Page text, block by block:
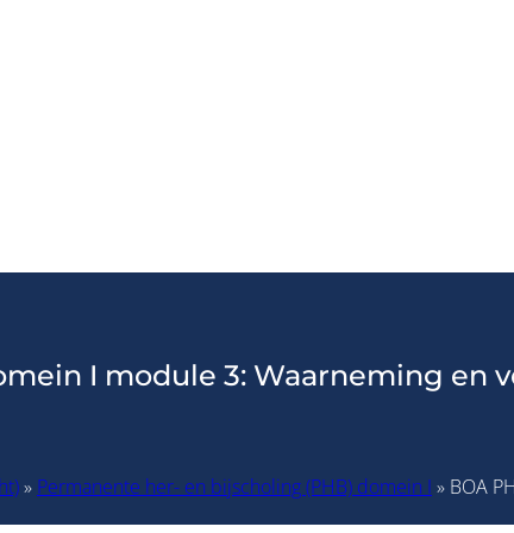
I module 3: Waarneming en
» Permanente her- en bijscholing (PHB) domein I » BOA